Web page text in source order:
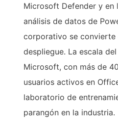
Microsoft Defender y en
análisis de datos de
corporativo se convierte
despliegue. La escala
Microsoft, con más de
usuarios activos en
laboratorio de
parangón en la industria.